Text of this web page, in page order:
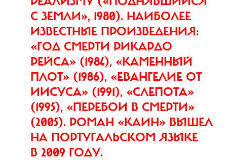
С ЗЕМЛИ», 1980). НАИБОЛЕЕ
ИЗВЕСТНЫЕ ПРОИЗВЕДЕНИЯ:
«ГОД СМЕРТИ РИКАРДО
РЕЙСА» (1984), «КАМЕННЫЙ
ПЛОТ» (1986), «ЕВАНГЕЛИЕ ОТ
ИИСУСА» (1991), «СЛЕПОТА»
(1995), «ПЕРЕБОИ В СМЕРТИ»
(2005). РОМАН «КАИН» ВЫШЕЛ
НА ПОРТУГАЛЬСКОМ ЯЗЫКЕ
В 2009 ГОДУ.